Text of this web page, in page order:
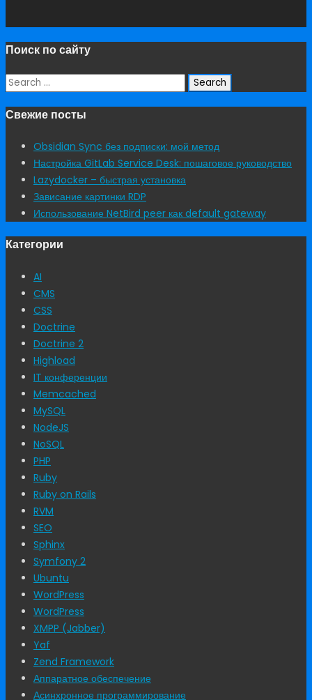
Поиск по сайту
Search
Свежие посты
Obsidian Sync без подписки: мой метод
Настройка GitLab Service Desk: пошаговое руководство
Lazydocker – быстрая установка
Зависание картинки RDP
Использование NetBird peer как default gateway
Категории
AI
CMS
CSS
Doctrine
Doctrine 2
Highload
IT конференции
Memcached
MySQL
NodeJS
NoSQL
PHP
Ruby
Ruby on Rails
RVM
SEO
Sphinx
Symfony 2
Ubuntu
WordPress
WordPress
XMPP (Jabber)
Yaf
Zend Framework
Аппаратное обеспечение
Асинхронное программирование